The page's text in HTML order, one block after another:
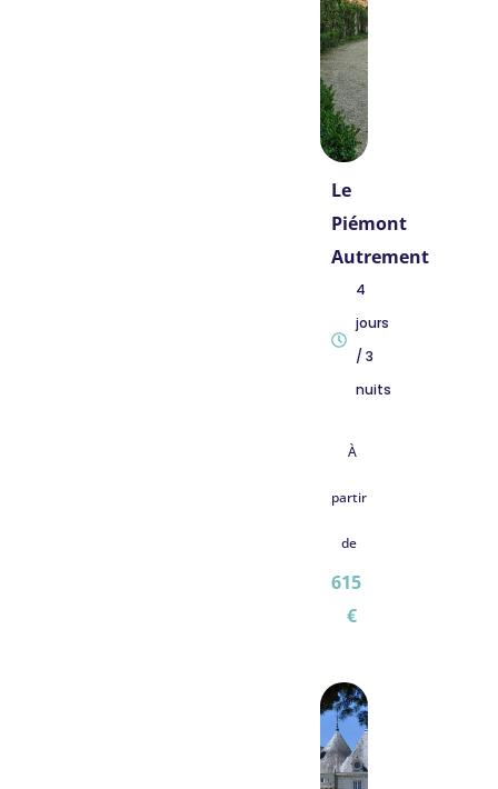
Le
Piémont
Autrement
4
jours
/ 3
nuits
À
partir
de
615
€